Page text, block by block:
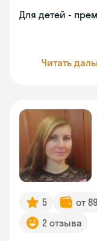
Для детей -
Читать
5 от
2 отзыва